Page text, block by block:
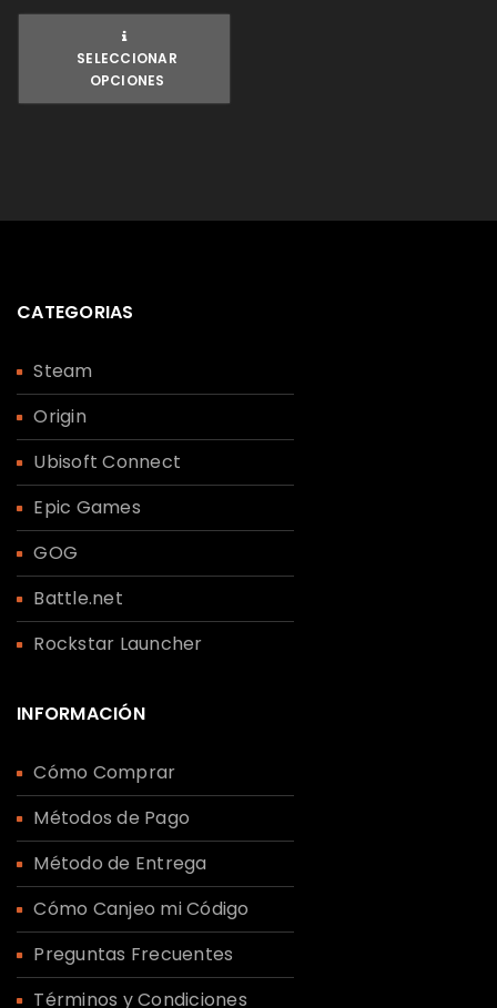
SELECCIONAR
OPCIONES
CATEGORIAS
Steam
Origin
Ubisoft Connect
Epic Games
GOG
Battle.net
Rockstar Launcher
INFORMACIÓN
Cómo Comprar
Métodos de Pago
Método de Entrega
Cómo Canjeo mi Código
Preguntas Frecuentes
Términos y Condiciones